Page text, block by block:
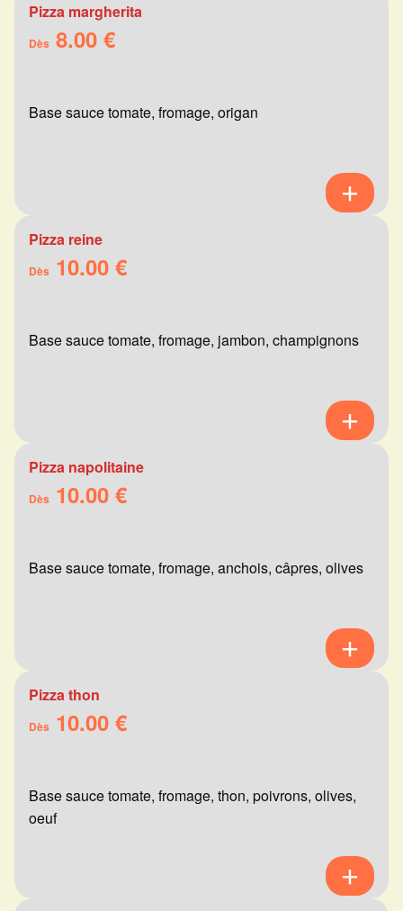
Pizza margherita
Dès 8.00 €
Base sauce tomate, fromage, origan
Pizza reine
Dès 10.00 €
Base sauce tomate, fromage, jambon, champignons
Pizza napolitaine
Dès 10.00 €
Base sauce tomate, fromage, anchois, câpres, olives
Pizza thon
Dès 10.00 €
Base sauce tomate, fromage, thon, poivrons, olives,
oeuf